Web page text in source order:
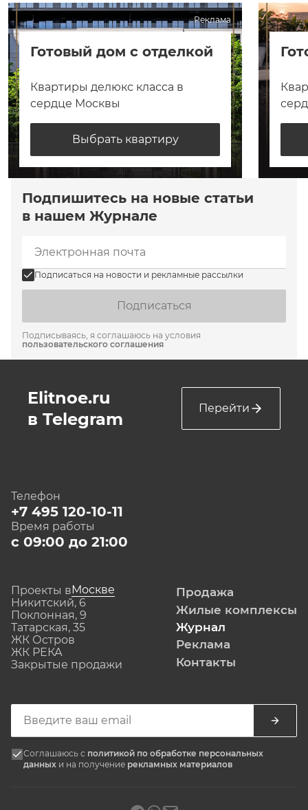
Реклама
Готовый дом с отделкой
Квартиры делюкс класса в
сердце Москвы
Выбрать квартиру
Подпишитесь на новые статьи
в нашем Журнале
Подписаться на новости и рекламные рассылки
Подписаться
Подписываясь, я соглашаюсь на условия
пользовательского соглашения
Elitnoe.ru
в Telegram
Перейти
Телефон
+7 495 120-10-11
Время работы
с 09:00 до 21:00
Проекты вМоскве
Никитский, 6
Поклонная, 9
Татарская, 35
ЖК Остров
ЖК РЕКА
Закрытые продажи
Продажа
Жилые комплексы
Журнал
Реклама
Контакты
Соглашаюсь с политикой по обработке персональных
данных и на получение рекламных материалов